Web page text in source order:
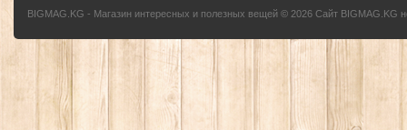
BIGMAG.KG - Магазин интересных и полезных вещей © 2026 Сайт BIGMAG.KG
без письменного разрешения автора - запрещено, и будет преследоваться по